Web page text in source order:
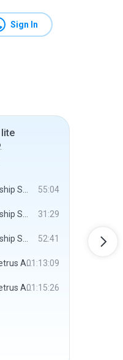
Sign In
lite
16 kBPs.mp3 55:04
16 kBPs.mp3 31:29
16 kBPs.mp3 52:41
16 kBPs.mp301:13:09
16 kBPs.mp301:15:26